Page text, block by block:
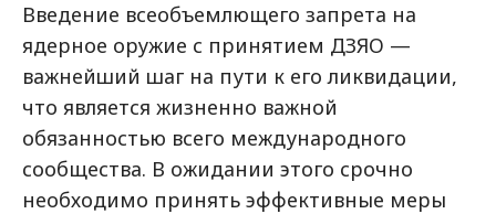
Введение всеобъемлющего запрета на
ядерное оружие с принятием ДЗЯО —
важнейший шаг на пути к его ликвидации,
что является жизненно важной
обязанностью всего международного
сообщества. В ожидании этого срочно
необходимо принять эффективные меры